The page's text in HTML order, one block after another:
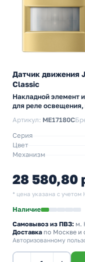
Датчик движения
Classic
Накладной элемент
для реле освещения,
Артикул: ME17180C
Серия
Цвет
Механизм
28 580,80
* цена указана с учетом
Наличие
Самовывоз из ПВЗ: м.
Доставка по Москве и
Авторизованному